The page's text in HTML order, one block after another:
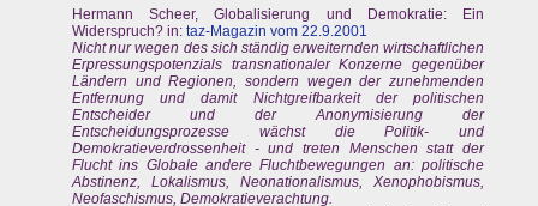
Hermann Scheer, Globalisierung und Demokratie: Ein
Widerspruch? in: taz-Magazin vom 22.9.2001
Nicht nur wegen des sich ständig erweiternden wirtschaftlichen
Erpressungspotenzials transnationaler Konzerne gegenüber
Ländern und Regionen, sondern wegen der zunehmenden
Entfernung und damit Nichtgreifbarkeit der politischen
Entscheider und der Anonymisierung der
Entscheidungsprozesse wächst die Politik- und
Demokratieverdrossenheit - und treten Menschen statt der
Flucht ins Globale andere Fluchtbewegungen an: politische
Abstinenz, Lokalismus, Neonationalismus, Xenophobismus,
Neofaschismus, Demokratieverachtung.